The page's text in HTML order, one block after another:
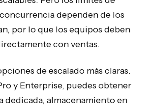
dependen de los
por lo que los equipos deben
con ventas.
de escalado más claras.
y Enterprise, puedes obtener
dedicada, almacenamiento en